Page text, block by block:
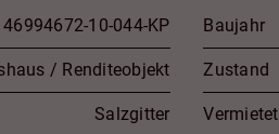
46994672-10-044-KP
/ Renditeobjekt
Salzgitter
Baujahr
Zustand
Vermietet